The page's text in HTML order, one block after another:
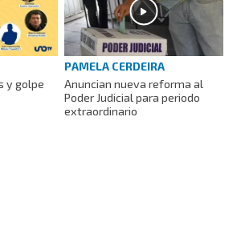
y golpe
PAMELA CERDEIRA
Anuncian nueva reforma al
Poder Judicial para periodo
extraordinario